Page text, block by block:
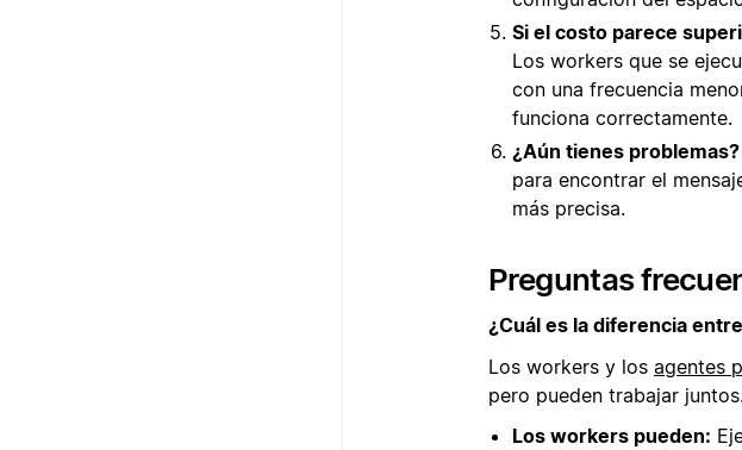
Si el costo parece
Los workers que se
con una frecuencia
funciona correctamente.
¿Aún tienes problemas?
para encontrar el
más precisa.
Preguntas
¿Cuál es la diferencia
Los workers y los agentes
pero pueden trabajar
Los workers pueden: